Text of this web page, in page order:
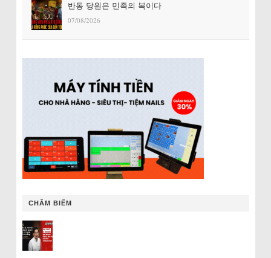
반동 당원은 민족의 복이다
07/08/2026
CHÂM BIẾM